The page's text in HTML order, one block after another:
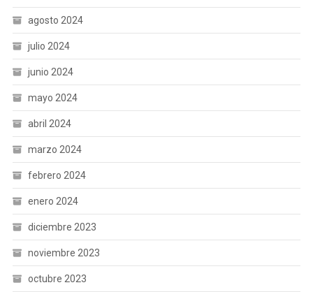
agosto 2024
julio 2024
junio 2024
mayo 2024
abril 2024
marzo 2024
febrero 2024
enero 2024
diciembre 2023
noviembre 2023
octubre 2023